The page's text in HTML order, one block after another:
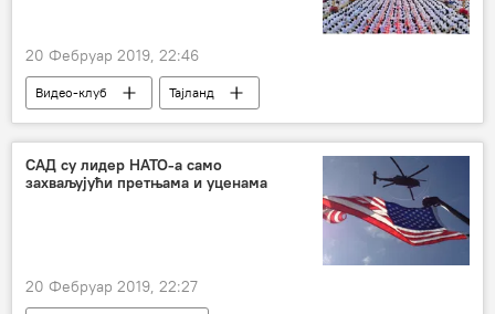
20 Фебруар 2019, 22:46
Видео-клуб Тајланд
САД су лидер НАТО-а само
захваљујући претњама и уценама
20 Фебруар 2019, 22:27